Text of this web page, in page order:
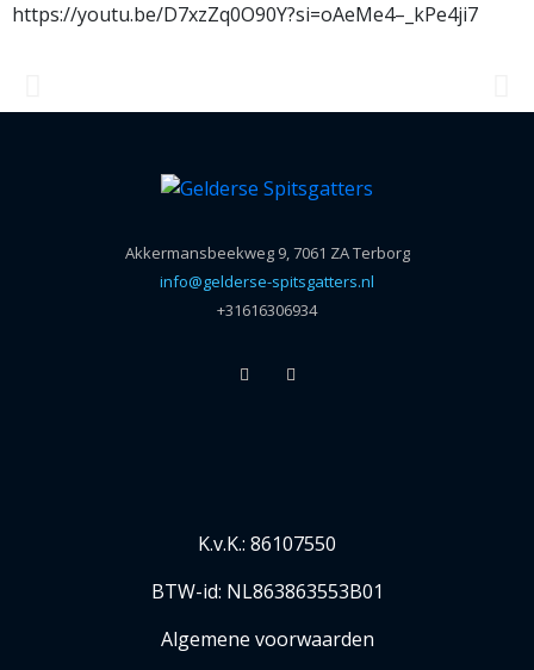
https://youtu.be/D7xzZq0O90Y?si=oAeMe4–_kPe4ji7
Akkermansbeekweg 9, 7061 ZA Terborg
info@gelderse-spitsgatters.nl
+31616306934
K.v.K.: 86107550
BTW-id: NL863863553B01
Algemene voorwaarden